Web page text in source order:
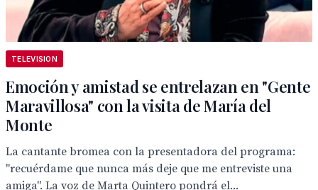
TELEVISION
Emoción y amistad se entrelazan en "Gente
Maravillosa" con la visita de María del
Monte
La cantante bromea con la presentadora del programa:
"recuérdame que nunca más deje que me entreviste una
amiga". La voz de Marta Quintero pondrá el...